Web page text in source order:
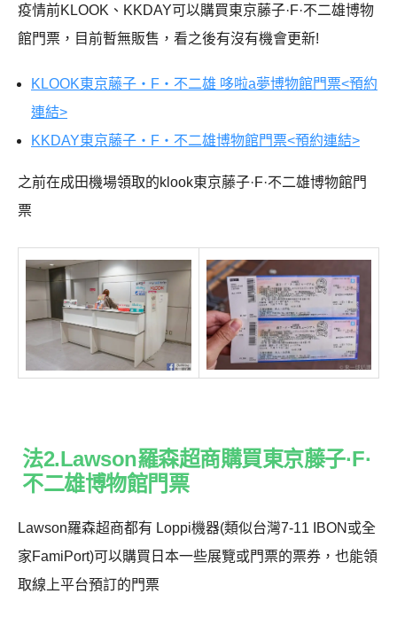
疫情前KLOOK、KKDAY可以購買東京藤子·F·不二雄博物
館門票，目前暫無販售，看之後有沒有機會更新!
KLOOK東京藤子・F・不二雄 哆啦a夢博物館門票<預約
連結>
KKDAY東京藤子・F・不二雄博物館門票<預約連結>
之前在成田機場領取的klook東京藤子·F·不二雄博物館門
票
法2.Lawson羅森超商購買東京藤子·F·
不二雄博物館門票
Lawson羅森超商都有 Loppi機器(類似台灣7-11 IBON或全
家FamiPort)可以購買日本一些展覽或門票的票券，也能領
取線上平台預訂的門票